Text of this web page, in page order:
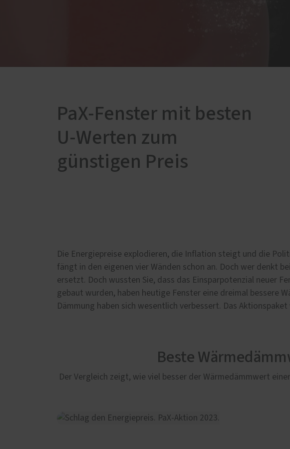
PaX-Fenster mit besten
U-Werten zum
günstigen Preis
Die Energiepreise explodieren, die Inflation steigt und die
fängt in den eigenen vier Wänden schon an. Doch wer denkt
ersetzt. Doch wussten Sie, dass das Einsparpotenzial neuer
gebaut wurden, haben heutige Fenster eine dreimal bessere
Dämmung haben sich wesentlich verbessert. Das
Beste
Der Vergleich zeigt, wie viel besser der Wärmedämmwert